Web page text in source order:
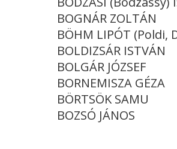
BOGNÁR ZOLTÁN
BÖHM LIPÓT (Poldi,
BOLDIZSÁR ISTVÁN
BOLGÁR JÓZSEF
BORNEMISZA GÉZA
BÖRTSÖK SAMU
BOZSÓ JÁNOS